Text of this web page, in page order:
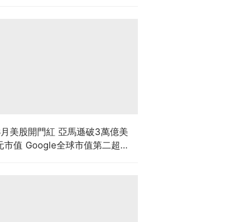
美股開門紅 亞馬遜破3萬億美
市值 Google全球市值第二超越